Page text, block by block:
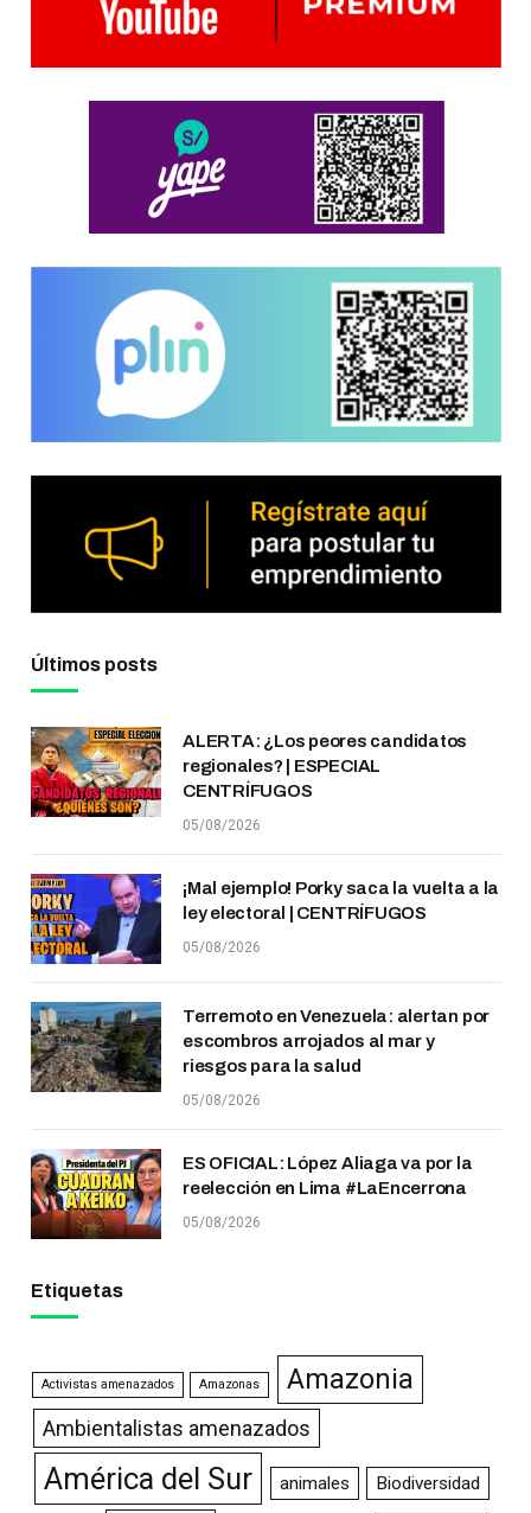
Últimos posts
ALERTA: ¿Los peores candidatos
regionales? | ESPECIAL
CENTRÍFUGOS
05/08/2026
¡Mal ejemplo! Porky saca la vuelta a la
ley electoral | CENTRÍFUGOS
05/08/2026
Terremoto en Venezuela: alertan por
escombros arrojados al mar y
riesgos para la salud
05/08/2026
ES OFICIAL: López Aliaga va por la
reelección en Lima #LaEncerrona
05/08/2026
Etiquetas
Activistas amenazados Amazonas Amazonia
Ambientalistas amenazados
América del Sur animales Biodiversidad